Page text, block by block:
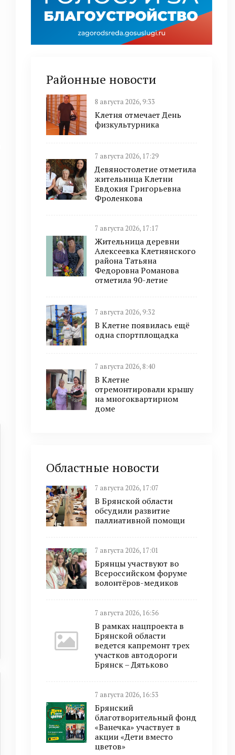
Районные новости
8 августа 2026, 9:33
Клетня отмечает День
физкультурника
7 августа 2026, 17:29
Девяностолетие отметила
жительница Клетни
Евдокия Григорьевна
Фроленкова
7 августа 2026, 17:17
Жительница деревни
Алексеевка Клетнянского
района Татьяна
Федоровна Романова
отметила 90-летие
7 августа 2026, 9:32
В Клетне появилась ещё
одна спортплощадка
7 августа 2026, 8:40
В Клетне
отремонтировали крышу
на многоквартирном
доме
Областные новости
7 августа 2026, 17:07
В Брянской области
обсудили развитие
паллиативной помощи
7 августа 2026, 17:01
Брянцы участвуют во
Всероссийском форуме
волонтёров-медиков
7 августа 2026, 16:56
В рамках нацпроекта в
Брянской области
ведется капремонт трех
участков автодороги
Брянск – Дятьково
7 августа 2026, 16:53
Брянский
благотворительный фонд
«Ванечка» участвует в
акции «Дети вместо
цветов»